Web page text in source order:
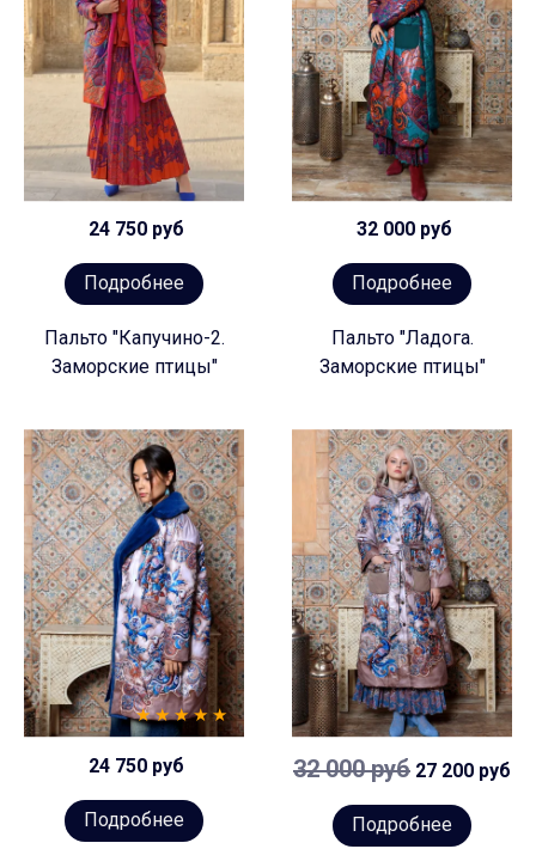
24 750 руб
Подробнее
Пальто "Капучино-2.
Заморские птицы"
32 000 руб
Подробнее
Пальто "Ладога.
Заморские птицы"
24 750 руб
Подробнее
32 000 руб 27 200 руб
Подробнее